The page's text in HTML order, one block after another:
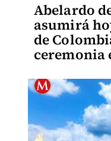
Abelardo
asumirá
de
ceremonia